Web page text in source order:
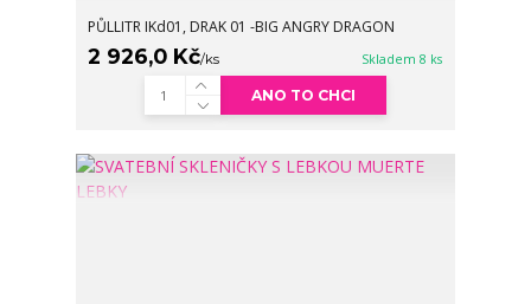
PŮLLITR IKd01, DRAK 01 -BIG ANGRY DRAGON
2 926,0 Kč/ks Skladem 8 ks
ANO TO CHCI